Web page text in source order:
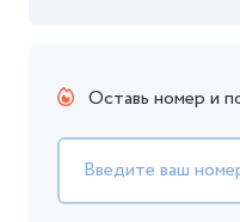
Оставь номер и